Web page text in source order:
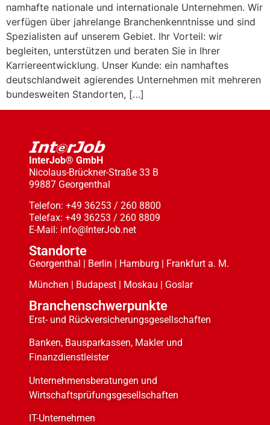
namhafte nationale und internationale Unternehmen. Wir
verfügen über jahrelange Branchenkenntnisse und sind
Spezialisten auf unserem Gebiet. Ihr Vorteil: wir
begleiten, unterstützen und beraten Sie in Ihrer
Karriereentwicklung. Unser Kunde: ein namhaftes
deutschlandweit agierendes Unternehmen mit mehreren
bundesweiten Standorten, […]
InterJob® GmbH
Nicolaus-Brückner-Straße 33 B
99887 Georgenthal
Telefon: +49 36253 / 260 8800
Telefax: +49 36253 / 260 8809
E-Mail: info@InterJob.net
Standorte
Georgenthal | Berlin | Hamburg | Frankfurt a. M.
München | Budapest | Moskau | Goslar
Branchenschwerpunkte
Erst- und Rückversicherungsgesellschaften
Banken, Bausparkassen, Makler und
Finanzdienstleister
Unternehmensberatungen und
Wirtschaftsprüfungsgesellschaften
IT-Unternehmen